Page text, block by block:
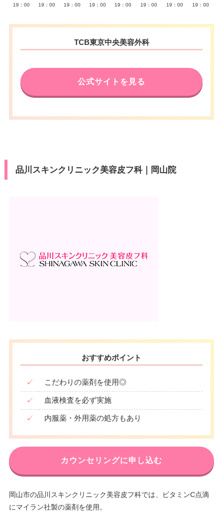
19：00
19：00
19：00
19：00
19：00
19：00
19：00
19：00
TCB東京中央美容外科
公式サイトを見る
品川スキンクリニック美容皮フ科｜岡山院
おすすめポイント
✓ こだわりの薬剤を使用◎
✓ 血液検査を必ず実施
✓ 内服薬・外用薬の処方もあり
カウンセリングに申し込む
岡山市の品川スキンクリニック美容皮フ科では、ビタミンC点滴
にマイラン社製の薬剤を使用。